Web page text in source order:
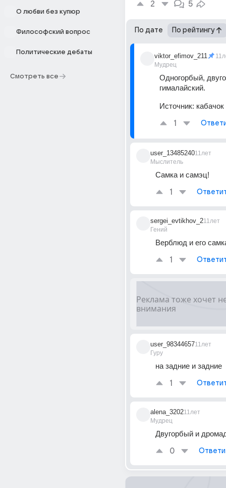
О любви без купюр
Философский вопрос
Политические дебаты
Смотреть все
2 5
По дате По рейтингу
viktor_efimov_211
Мудрец
Одногорбый,
гималайский.
Источник:
1
user_13485240
Мыслитель
11лет
Самка и самэц!
1
sergei_evtikhov_2
Гений
11лет
Верблюд и его
1
user_98344657
Гуру
11лет
на задние и задние
1
alena_3202
Мудрец
11лет
Двугорбый и
0